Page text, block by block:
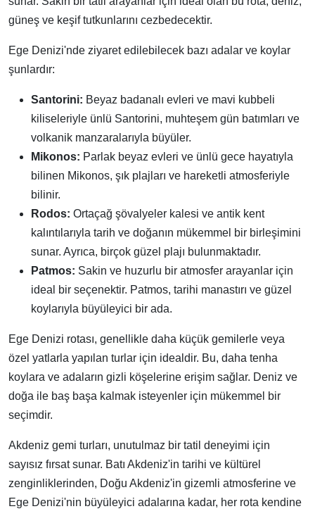
güneş ve keşif tutkunlarını cezbedecektir.
Ege Denizi'nde ziyaret edilebilecek bazı adalar ve koylar
şunlardır:
Santorini: Beyaz badanalı evleri ve mavi kubbeli
kiliseleriyle ünlü Santorini, muhteşem gün batımları ve
volkanik manzaralarıyla büyüler.
Mikonos: Parlak beyaz evleri ve ünlü gece hayatıyla
bilinen Mikonos, şık plajları ve hareketli atmosferiyle
bilinir.
Rodos: Ortaçağ şövalyeler kalesi ve antik kent
kalıntılarıyla tarih ve doğanın mükemmel bir birleşimini
sunar. Ayrıca, birçok güzel plajı bulunmaktadır.
Patmos: Sakin ve huzurlu bir atmosfer arayanlar için
ideal bir seçenektir. Patmos, tarihi manastırı ve güzel
koylarıyla büyüleyici bir ada.
Ege Denizi rotası, genellikle daha küçük gemilerle veya
özel yatlarla yapılan turlar için idealdir. Bu, daha tenha
koylara ve adaların gizli köşelerine erişim sağlar. Deniz ve
doğa ile baş başa kalmak isteyenler için mükemmel bir
seçimdir.
Akdeniz gemi turları, unutulmaz bir tatil deneyimi için
sayısız fırsat sunar. Batı Akdeniz'in tarihi ve kültürel
zenginliklerinden, Doğu Akdeniz'in gizemli atmosferine ve
Ege Denizi'nin büyüleyici adalarına kadar, her rota kendine